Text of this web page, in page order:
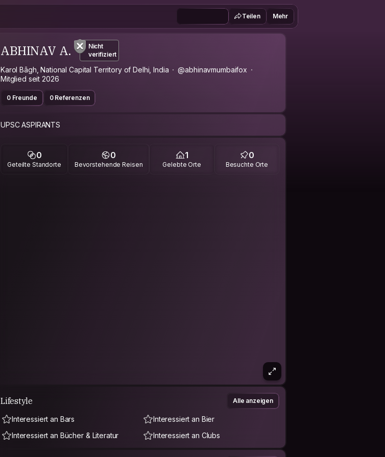
Teilen Mehr
ABHINAV A.
Nicht
verifiziert
Karol Bāgh, National Capital Territory of Delhi, India
@abhinavmumbaifox
Mitglied seit 2026
0 Freunde 0 Referenzen
0
Geteilte Standorte
0
Bevorstehende Reisen
1
Gelebte Orte
0
Besuchte Orte
Lifestyle Alle anzeigen
Interessiert an Bars
Interessiert an Bier
Interessiert an Bücher & Literatur
Interessiert an Clubs